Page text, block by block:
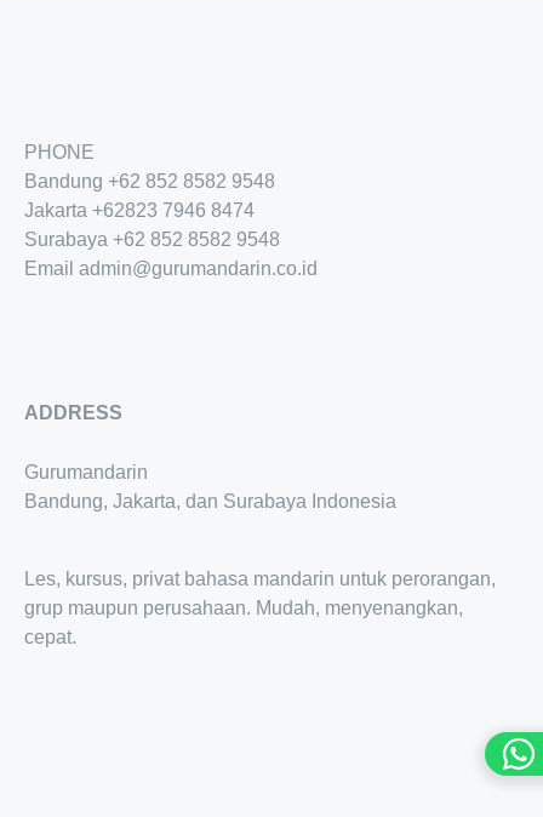
PHONE
Bandung +62 852 8582 9548
Jakarta +62823 7946 8474
Surabaya +62 852 8582 9548
Email admin@gurumandarin.co.id
ADDRESS
Gurumandarin
Bandung, Jakarta, dan Surabaya Indonesia
Les, kursus, privat bahasa mandarin untuk perorangan,
grup maupun perusahaan. Mudah, menyenangkan,
cepat.